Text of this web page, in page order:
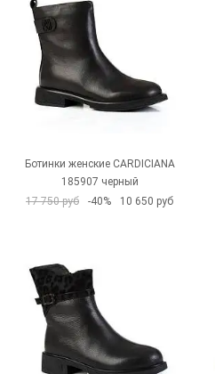
Ботинки женские CARDICIANA
185907 черный
17 750 руб
-40% 10 650 руб